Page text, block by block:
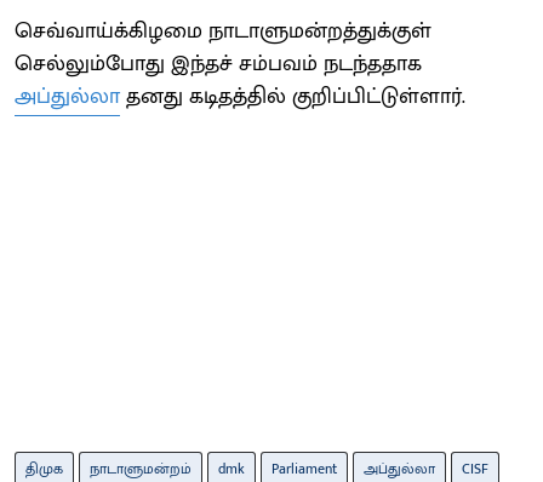
செவ்வாய்க்கிழமை நாடாளுமன்றத்துக்குள்
செல்லும்போது இந்தச் சம்பவம் நடந்ததாக
அப்துல்லாதனது கடிதத்தில் குறிப்பிட்டுள்ளார்.
திமுக நாடாளுமன்றம் dmk Parliament அப்துல்லா
CISF